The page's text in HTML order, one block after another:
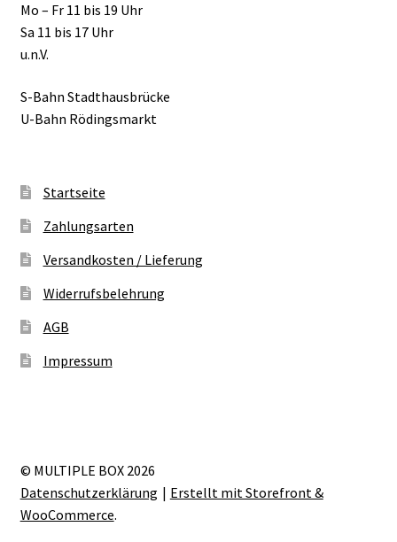
Mo – Fr 11 bis 19 Uhr
Sa 11 bis 17 Uhr
u.n.V.
S-Bahn Stadthausbrücke
U-Bahn Rödingsmarkt
Startseite
Zahlungsarten
Versandkosten / Lieferung
Widerrufsbelehrung
AGB
Impressum
© MULTIPLE BOX 2026
Datenschutzerklärung
Erstellt mit Storefront &
WooCommerce.